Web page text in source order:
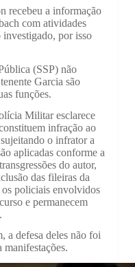
recebeu a informação
com atividades
investigado, por isso
(SSP) não
Garcia são
funções.
Militar esclarece
infração ao
o infrator a
aplicadas conforme a
do autor,
das fileiras da
policiais envolvidos
e permanecem
a defesa deles não foi
manifestações.